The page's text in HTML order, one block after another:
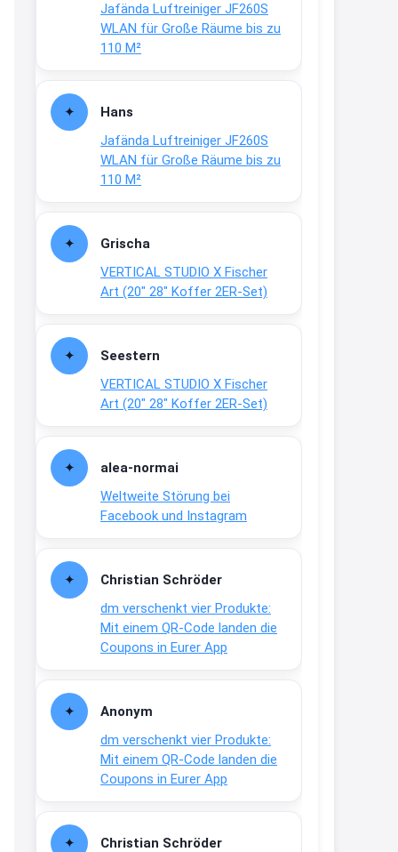
Jafända Luftreiniger JF260S
WLAN für Große Räume bis zu
110 M²
Hans
Jafända Luftreiniger JF260S
WLAN für Große Räume bis zu
110 M²
Grischa
VERTICAL STUDIO X Fischer
Art (20″ 28″ Koffer 2ER-Set)
Seestern
VERTICAL STUDIO X Fischer
Art (20″ 28″ Koffer 2ER-Set)
alea-normai
Weltweite Störung bei
Facebook und Instagram
Christian Schröder
dm verschenkt vier Produkte:
Mit einem QR-Code landen die
Coupons in Eurer App
Anonym
dm verschenkt vier Produkte:
Mit einem QR-Code landen die
Coupons in Eurer App
Christian Schröder
Joachim
Ab diesem Jahr gibt es keine
Fielmann-Blinkis mehr / wurde
www.fielmann-
group.com/blinkis...
13:44
dich zu sehen, alles gut?
15:01
An 01.08. / Sensodyne Rabatt 3€
/ max. 15.000www.erlebe-
↩
www.meineapotheke.de/
2:19
↩
Joachim
www.linda.de/vorteile/coupons/...
2:21
↩
Gratis Hitzewarn-Aufkleber /